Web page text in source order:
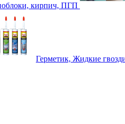
кирпич, ПГП
Герметик, Жидкие